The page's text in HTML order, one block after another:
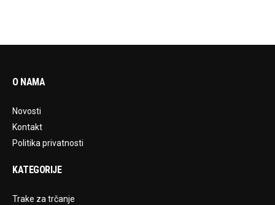
O NAMA
Novosti
Kontakt
Politika privatnosti
KATEGORIJE
Trake za trčanje